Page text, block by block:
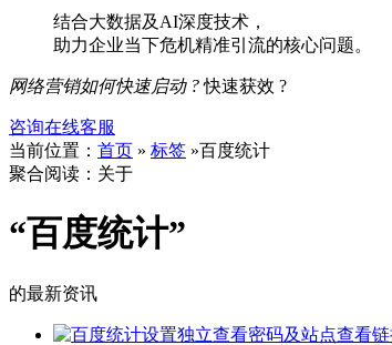
结合大数据及AI深度技术，
助力企业当下危机精准引流的核心问题。
网络营销如何快速启动 ?快速获效 ?
咨询在线客服
当前位置： 首页 » 标签 »百度统计
聚合阅读：关于
“百度统计”
的最新资讯